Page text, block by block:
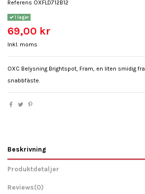
Referens OXFLD712B12
I lager
69,00 kr
Inkl. moms
OXC Belysning Brightspot, Fram, en liten smidig
snabbfäste.
Beskrivning
Produktdetaljer
Reviews(0)